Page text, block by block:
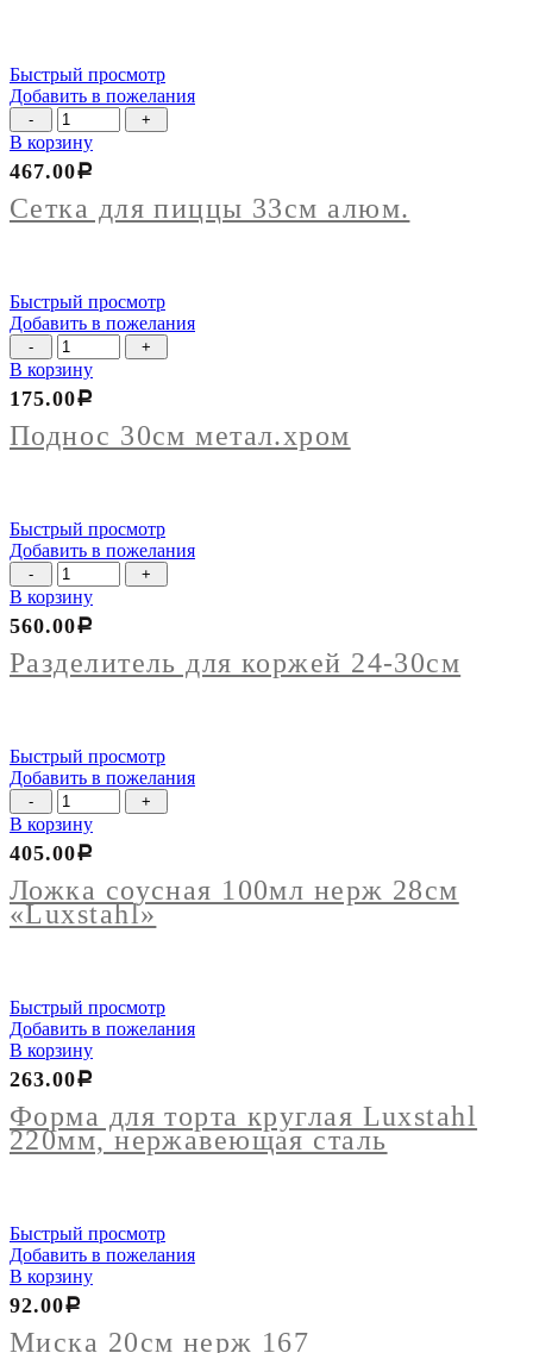
Быстрый просмотр
Добавить в пожелания
Количество
товара
Сетка
для
пиццы
33см
В корзину
Сетка для пиццы 33см алюм.
467.00Р
Быстрый просмотр
Добавить в пожелания
Количество
товара
Поднос
30см
метал.хром
В корзину
Поднос 30см метал.хром
175.00Р
Быстрый просмотр
Добавить в пожелания
Количество
товара
Разделитель
для
коржей
24-
В корзину
Разделитель для коржей 24-30см
560.00Р
Быстрый просмотр
Добавить в пожелания
Количество
товара
Ложка
соусная
100мл
нерж
28см
В корзину
Ложка соусная 100мл нерж 28см
«Luxstahl»
405.00Р
Быстрый просмотр
Добавить в пожелания
В корзину
Форма для торта круглая Luxstahl
220мм, нержавеющая сталь
263.00Р
Быстрый просмотр
Добавить в пожелания
В корзину
Миска 20см нерж 167
92.00Р